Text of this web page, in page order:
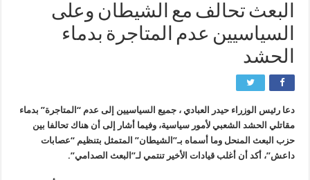
البعث تحالف مع الشيطان وعلى
السياسيين عدم المتاجرة بدماء
الحشد
دعا رئيس الوزراء حيدر العبادي ، جميع السياسيين إلى عدم “المتاجرة” بدماء
مقاتلي الحشد الشعبي لأمور سياسية، وفيما أشار إلى أن هناك تحالفا بين
حزب البعث المنحل وما أسماه بـ”الشيطان” المتمثل بتنظيم “عصابات
داعش”، أكد أن أغلب قيادات الأخير تنتمي لـ”البعث الصدامي”.